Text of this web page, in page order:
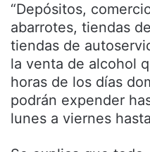
“Depósitos,
abarrotes, tiendas
tiendas de
la venta de alcohol
horas de los días
podrán expender
lunes a viernes